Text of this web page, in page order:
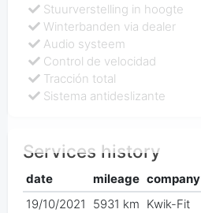
Stuurverstelling in hoogte
Winterbanden via dealer
Audio systeem
Control de velocidad
Tracción total
Sistema antideslizante
Services history
date mileage company
19/10/2021
5931 km Kwik-Fit